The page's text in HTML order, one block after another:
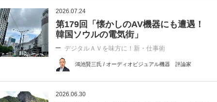
2026.07.24
第179回「懐かしのAV機器にも遭遇！
韓国ソウルの電気街」
デジタルＡＶを味方に！新・仕事術
鴻池賢三氏 / オーディオビジュアル機器 評論家
2026.06.30